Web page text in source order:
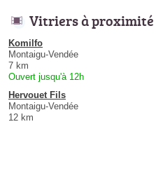
Vitriers à proximité
Komilfo
Montaigu-Vendée
7 km
Ouvert jusqu'à 12h
Hervouet Fils
Montaigu-Vendée
12 km